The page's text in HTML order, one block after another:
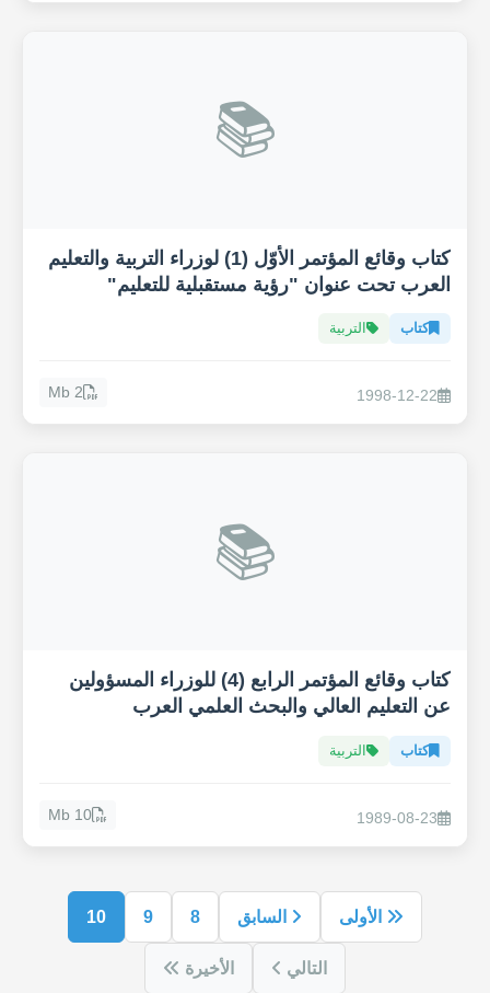
📚
كتاب وقائع المؤتمر الأوّل (1) لوزراء التربية والتعليم
العرب تحت عنوان "رؤية مستقبلية للتعليم"
كتاب التربية
1998-12-22
2 Mb
📚
كتاب وقائع المؤتمر الرابع (4) للوزراء المسؤولين
عن التعليم العالي والبحث العلمي العرب
كتاب التربية
1989-08-23
10 Mb
الأولى السابق 8
9
10
التالي الأخيرة